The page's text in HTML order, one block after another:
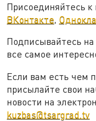
Присоединяйтесь к
ВКонтакте,
Подписывайтесь на
все самое
Если вам есть чем
присылайте свои
новости на
kuzbas@tsargrad.tv